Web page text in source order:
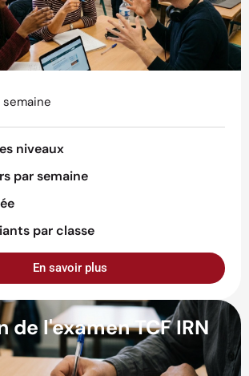
semaine
niveaux
par semaine
par classe
En savoir plus
de l'examen TCF IRN